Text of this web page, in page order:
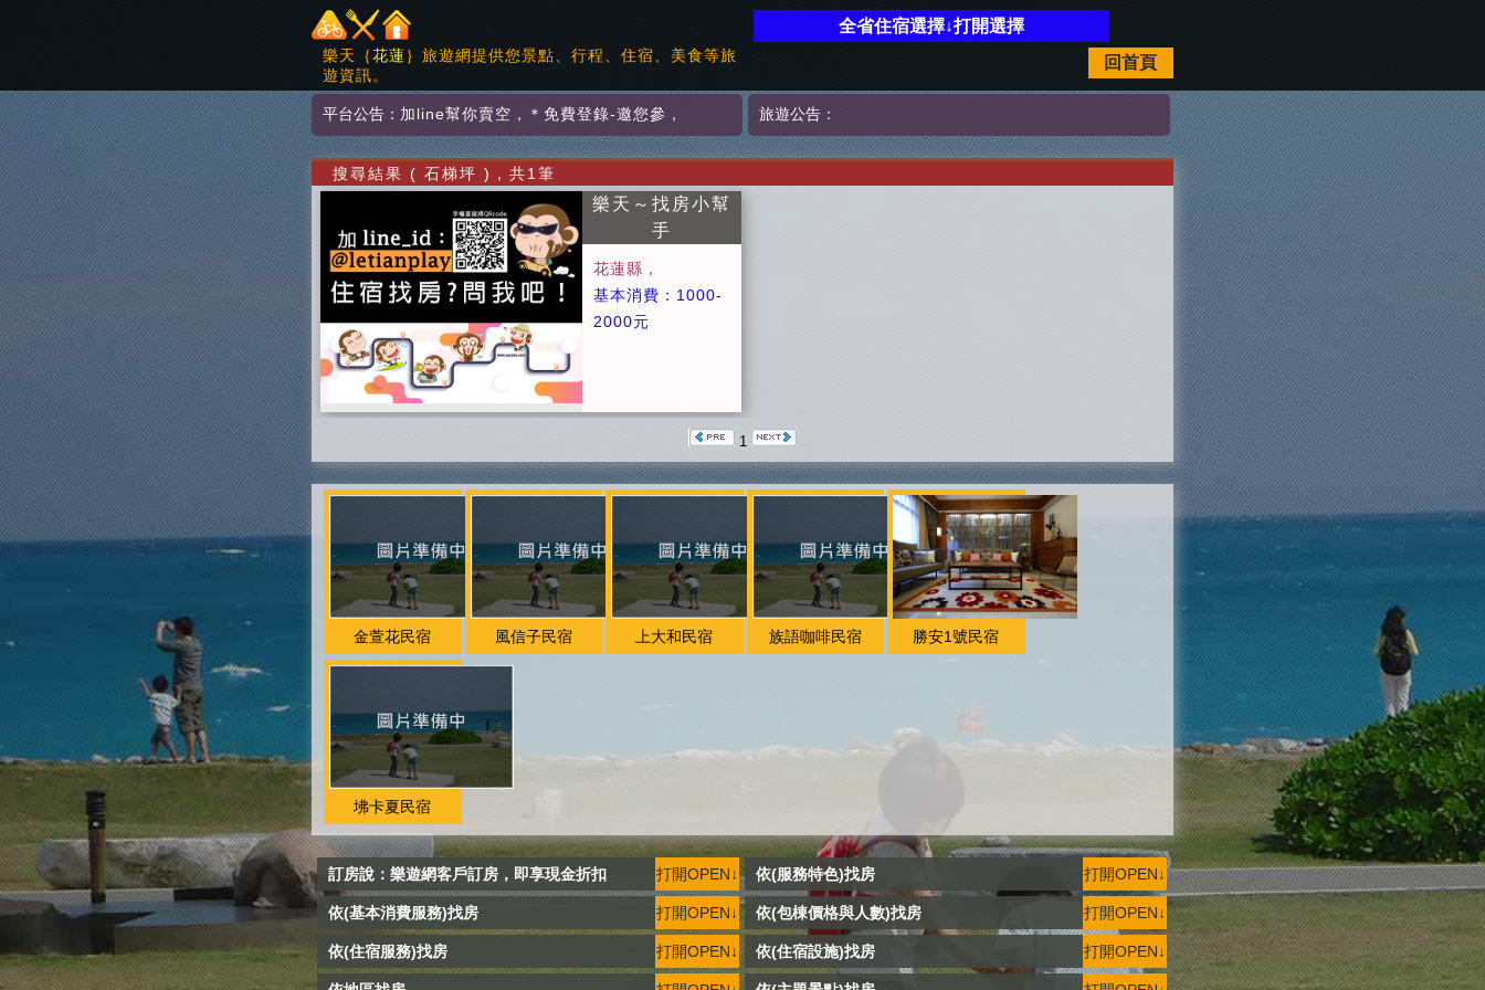
樂天｛花蓮｝旅遊網提供您景點、行程、住宿、美食等旅
遊資訊。
全省住宿選擇↓打開選擇
回首頁
平台公告： 加line幫你賣空 ， ＊免費登錄-邀您參 ， 旅遊公告：
搜尋結果 ( 石梯坪 )，共1筆
樂天～找房小幫
手
花蓮縣，
基本消費：1000-
2000元
詳細資訊連結
1
金萱花民宿 風信子民宿 上大和民宿 族語咖啡民宿 勝安1號民宿
坲卡夏民宿
訂房說：樂遊網客戶訂房，即享現金折扣 打開OPEN↓ 依(服務特色)找房 打開OPEN↓
依(基本消費服務)找房 打開OPEN↓ 依(包棟價格與人數)找房 打開OPEN↓
依(住宿服務)找房 打開OPEN↓ 依(住宿設施)找房 打開OPEN↓